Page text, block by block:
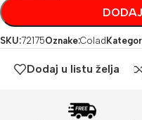
SKU:72175Oznake:Colad
Dodaj u listu želja